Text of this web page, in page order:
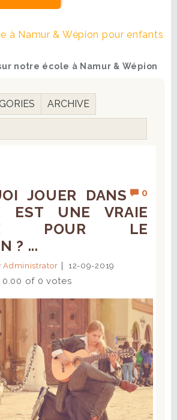
à Namur & Wépion pour enfants
notre école à Namur & Wépion
ARCHIVE
0
JOUER DANS
EST UNE VRAIE
POUR LE
? ...
Administrator 12-09-2019
0.00 of 0 votes